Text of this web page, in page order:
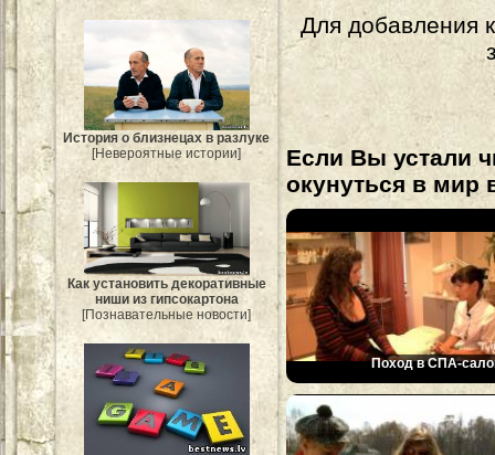
История о близнецах в разлуке
[Невероятные истории]
Как установить декоративные
ниши из гипсокартона
[Познавательные новости]
Для добавления
Если Вы устали
окунуться в мир
Поход в СПА-